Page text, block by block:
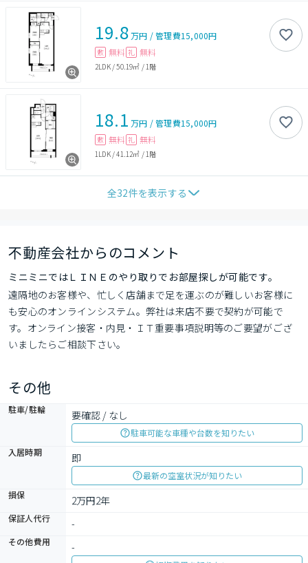
19.8万円 /管理費15,000円
敷 無料 礼 無料
2LDK/50.19㎡ / 1階
18.1 万円 /管理費15,000円
敷 無料 礼 無料
1LDK/41.12㎡ / 1階
全32件を表示する
不動産会社からのコメント
ミニミニではＬＩＮＥのやり取りでお部屋探しが可能です。
遠隔地のお客様や、忙しく店舗まで足を運ぶのが難しいお客様に
も安心のオンラインシステム。弊社は来店不要で契約が可能で
す。オンライン接客・内見・ＩＴ重要事項説明等のご要望がござ
いましたらご相談下さい。
その他
駐車/駐輪 要確認 / なし
駐車可能な車種や台数を知りたい
入居時期
即
最新の空室状況が知りたい
損保
2万円2年
保証人代行 -
その他費用 -